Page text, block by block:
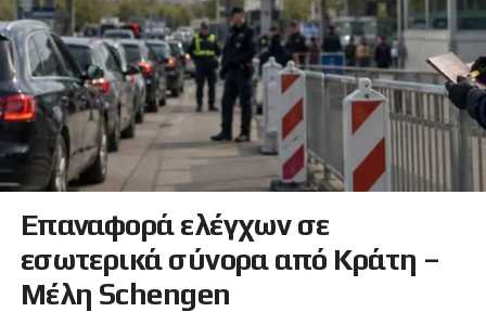
Επαναφορά ελέγχων σε
εσωτερικά σύνορα από Κράτη –
Μέλη Schengen